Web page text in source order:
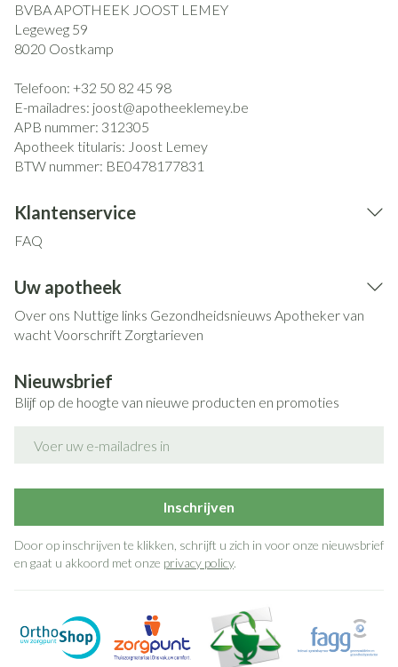
BVBA APOTHEEK JOOST LEMEY
Legeweg 59
8020 Oostkamp
Telefoon: +32 50 82 45 98
E-mailadres: joost@apotheeklemey.be
APB nummer: 312305
Apotheek titularis: Joost Lemey
BTW nummer: BE0478177831
Klantenservice
FAQ
Uw apotheek
Over ons Nuttige links Gezondheidsnieuws Apotheker van
wachtVoorschrift Zorgtarieven
Nieuwsbrief
Blijf op de hoogte van nieuwe producten en promoties
Inschrijven
Door op inschrijven te klikken, schrijft u zich in voor onze nieuwsbrief
en gaat u akkoord met onze privacy policy.